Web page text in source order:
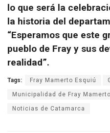
lo que será la
la historia del
“Esperamos que este
pueblo de Fray y sus
realidad”.
Tags: Fray Mamerto Esquiú
Municipalidad de Fray
Noticias de Catamarca